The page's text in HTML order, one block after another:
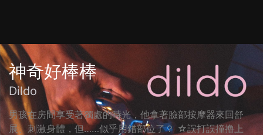
神奇好棒棒
Dildo
男孩在房間享受著獨處的時光，他拿著臉部按摩器來回舒
展、刺激身體，但……似乎用錯部位了？ ☆誤打誤撞撸上